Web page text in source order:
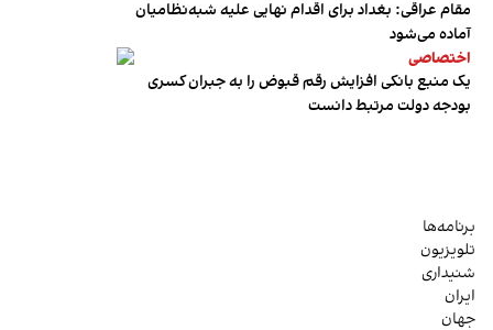
مقام عراقی: بغداد برای اقدام نهایی علیه شبه‌نظامیان
آماده می‌شود
اختصاصی
یک منبع بانکی افزایش رقم قبوض را به جبران کسری
بودجه دولت مرتبط دانست
برنامه‌ها
تلویزیون
شنیداری
ایران
جهان